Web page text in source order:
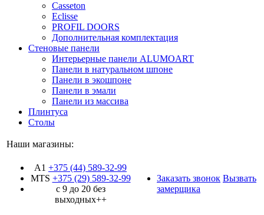
Casseton
Eclisse
PROFIL DOORS
Дополнительная комплектация
Стеновые панели
Интерьерные панели ALUMOART
Панели в натуральном шпоне
Панели в экошпоне
Панели в эмали
Панели из массива
Плинтуса
Столы
Наши магазины:
A1 +375 (44) 589-32-99
MTS +375 (29)589-32-99
с 9 до 20 без
выходных++
Заказать звонок Вызвать
замерщика